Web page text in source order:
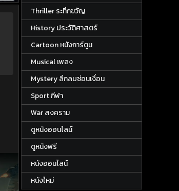
Thriller ระทึกขวัญ
History ประวัติศาสตร์
Cartoon หนังการ์ตูน
Musical เพลง
Mystery ลึกลบซ่อนเงื่อน
Sport กีฬา
War สงคราม
ดูหนังออนไลน์
ดูหนังฟรี
หนังออนไลน์
หนังใหม่